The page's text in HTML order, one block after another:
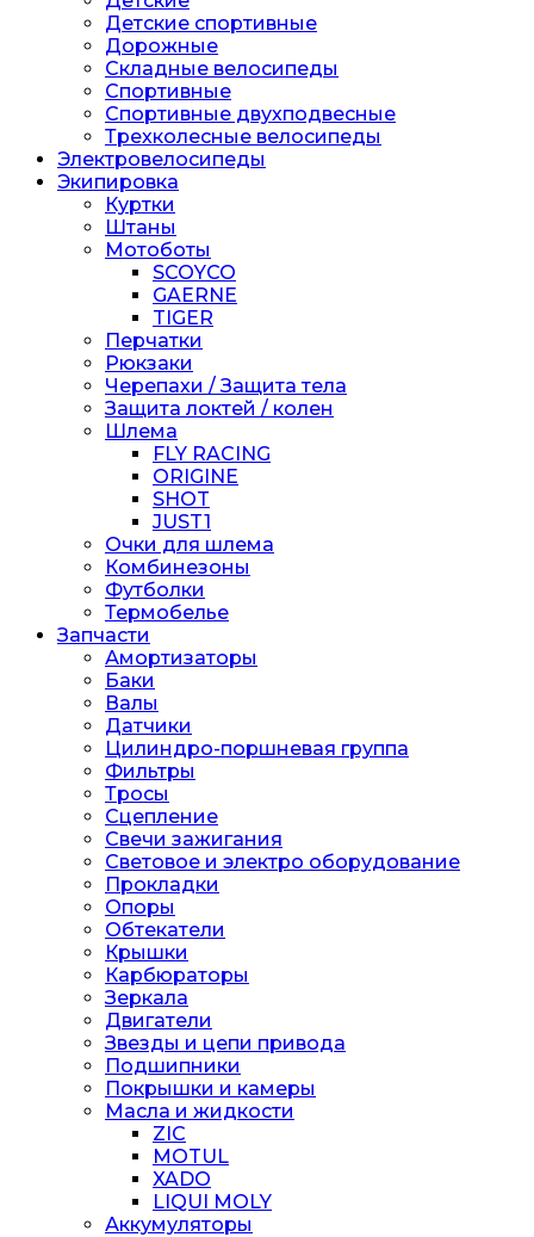
Детские спортивные
Дорожные
Складные велосипеды
Спортивные
Спортивные двухподвесные
Трехколесные велосипеды
Электровелосипеды
Экипировка
Куртки
Штаны
Мотоботы
SCOYCO
GAERNE
TIGER
Перчатки
Рюкзаки
Черепахи / Защита тела
Защита локтей / колен
Шлема
FLY RACING
ORIGINE
SHOT
JUST1
Очки для шлема
Комбинезоны
Футболки
Термобелье
Запчасти
Амортизаторы
Баки
Валы
Датчики
Цилиндро-поршневая группа
Фильтры
Тросы
Сцепление
Свечи зажигания
Световое и электро оборудование
Прокладки
Опоры
Обтекатели
Крышки
Карбюраторы
Зеркала
Двигатели
Звезды и цепи привода
Подшипники
Покрышки и камеры
Масла и жидкости
ZIC
MOTUL
XADO
LIQUI MOLY
Аккумуляторы